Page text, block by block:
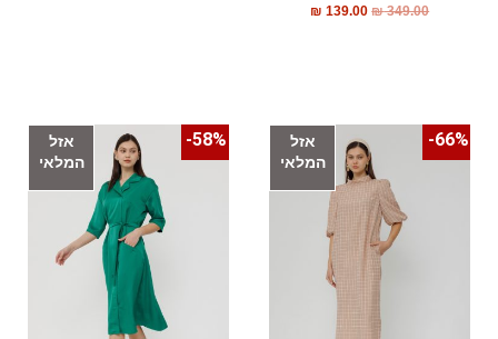
₪349.00
₪ 139.00
אזל
המלאי
66%-
אזל
המלאי
58%-